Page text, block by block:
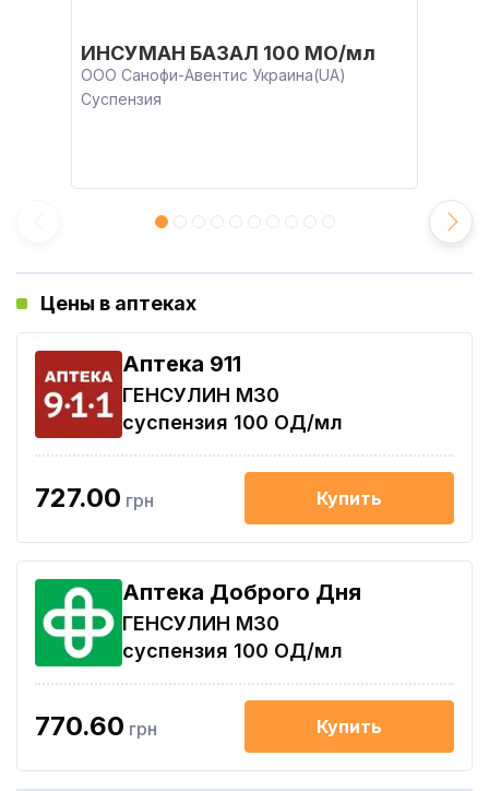
ИНСУМАН БАЗАЛ 100 МО/мл
ООО Санофи-Авентис Украина(UA)
Суспензия
Цены в аптеках
Aптека 911
ГЕНСУЛИН М30
суспензия 100 ОД/мл
727.00 грн Купить
Аптека Доброго Дня
ГЕНСУЛИН М30
суспензия 100 ОД/мл
770.60 грн Купить